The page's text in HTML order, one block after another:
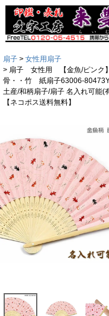
扇子
女性用扇子
扇子 女性用 【金魚/ピンク
骨・・竹 紙扇子63006-
土産/和柄扇子/扇子 名入れ可能(
【ネコポス送料無料】